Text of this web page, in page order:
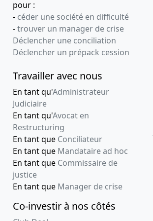
pour :
- céder une société en difficulté
-trouver un manager de crise
Déclencher une conciliation
Déclencher un prépack cession
Travailler avec nous
En tant qu'Administrateur
Judiciaire
En tant qu'Avocat en
Restructuring
En tant que Conciliateur
En tant que Mandataire ad hoc
En tant que Commissaire de
justice
En tant que Manager de crise
Co-investir à nos côtés